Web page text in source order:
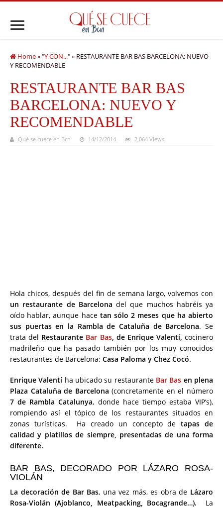
Home»"Y CON..."» RESTAURANTE BAR BAS BARCELONA: NUEVO
Y RECOMENDABLE
RESTAURANTE BAR BAS
BARCELONA: NUEVO Y
RECOMENDABLE
Qué se cuece en Bcn 14/12/2014 2,064 Views
Hola chicos, después del fin de semana largo, volvemos con
un restaurante de Barcelona del que muchos habréis ya
oído hablar, aunque hacetan sólo 2 meses que ha abierto
sus puertas en la Rambla de Cataluña de Barcelona. Se
trata del Restaurante Bar Bas, de Enrique Valentí, cocinero
madrileño que ha pasado también por los muy conocidos
restaurantes de Barcelona: Casa Paloma y Chez Cocó.
Enrique Valentíha ubicado su restaurante Bar Bas en plena
Plaza Cataluña de Barcelona (concretamente en el número
7 de Rambla Catalunya, donde hace tiempo estaba VIP’s),
rompiendo así el tópico de los restaurantes situados en
zonas turísticas. Ha creado un concepto de tapas de
calidad y platillos de siempre, presentadas de una forma
diferente.
BAR BAS, DECORADO POR LÁZARO ROSA-
VIOLÁN
La decoración de Bar Bas, una vez más, es obra de Lázaro
Rosa-Violán (Ajoblanco, Meatpacking, Bocagrande…). La